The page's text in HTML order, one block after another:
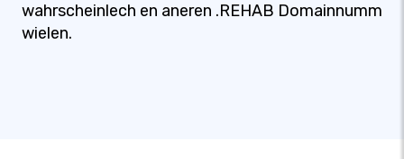
wahrscheinlech en aneren .REHAB Domainnumm
wielen.